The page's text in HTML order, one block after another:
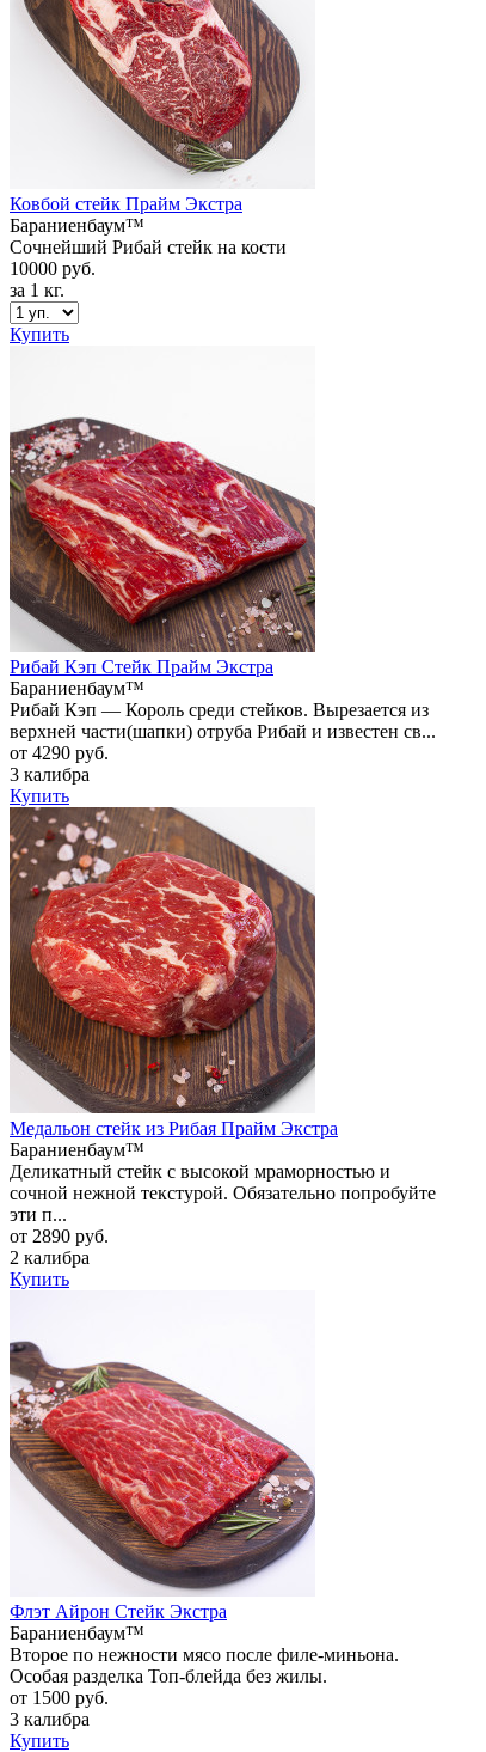
Ковбой стейк Прайм Экстра
Бараниенбаум™
Сочнейший Рибай стейк на кости
10000 руб.
за 1 кг.
Купить
Рибай Кэп Стейк Прайм Экстра
Бараниенбаум™
Рибай Кэп — Король среди стейков. Вырезается из
верхней части(шапки) отруба Рибай и известен св...
от 4290 руб.
3 калибра
Купить
Медальон стейк из Рибая Прайм Экстра
Бараниенбаум™
Деликатный стейк с высокой мраморностью и
сочной нежной текстурой. Обязательно попробуйте
эти п...
от 2890 руб.
2 калибра
Купить
Флэт Айрон Стейк Экстра
Бараниенбаум™
Второе по нежности мясо после филе-миньона.
Особая разделка Топ-блейда без жилы.
от 1500 руб.
3 калибра
Купить